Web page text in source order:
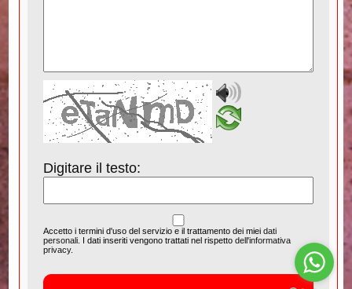
Digitare il testo:
Accetto i termini d'uso del servizio e il trattamento dei mieidati
personali . I dati inseriti vengono trattati nel rispettodell'informativa
privacy.